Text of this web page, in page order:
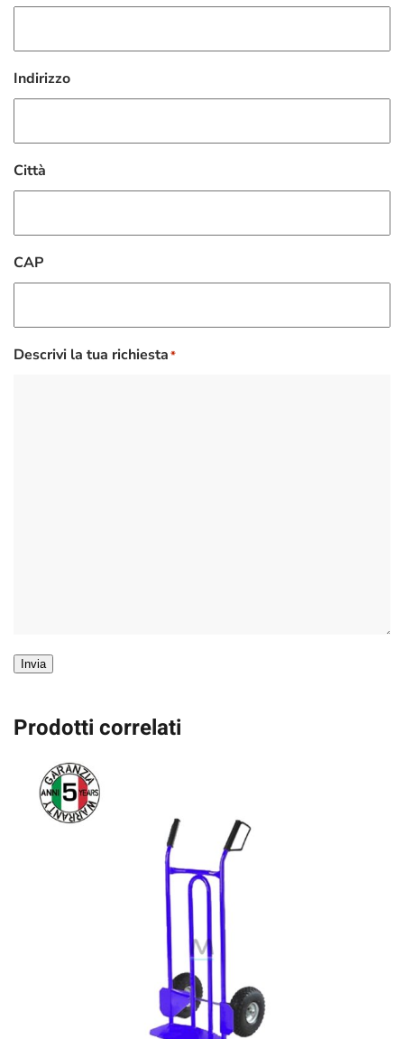
Indirizzo
Città
CAP
Descrivi la tua richiesta*
Invia
Prodotti correlati